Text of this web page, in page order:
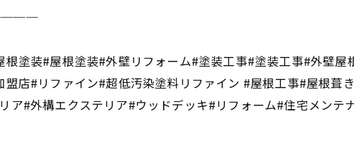
塗装#屋根塗装#外壁リフォーム#塗装工事#塗装工事#外壁
店#リファイン#超低汚染塗料リファイン #屋根工事#屋根葺
ア#外構エクステリア#ウッドデッキ#リフォーム#住宅メンテ